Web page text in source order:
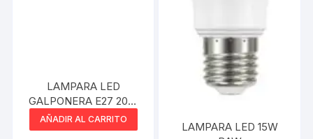
LAMPARA LED
GALPONERA E27 20W
INTERCOM
AÑADIR AL CARRITO
LAMPARA LED 15W